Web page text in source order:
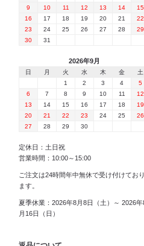
9
10 11 12 13 14
15
16
17 18 19 20 21
22
23
24 25 26 27 28
29
30
31
2026年9月
日 月 火 水 木 金
土
1
2 3 4
5
6
7 8 9 10 11
12
13
14 15 16 17 18
19
20
21 22 23 24 25
26
27
28 29 30
定休日：土日祝
営業時間：10:00～15:00
ご注文は24時間年中無休で受け付けてお
ます。
夏季休業：2026年8月8日（土）～ 2026年
月16日（日）